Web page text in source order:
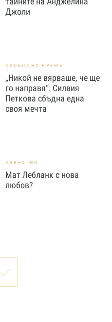
Джоли
СВОБОДНО ВРЕМЕ
„Никой не вярваше, че ще
го направя“: Силвия
Петкова сбъдна една
своя мечта
ИЗВЕСТНИ
Мат Лебланк с нова
любов?